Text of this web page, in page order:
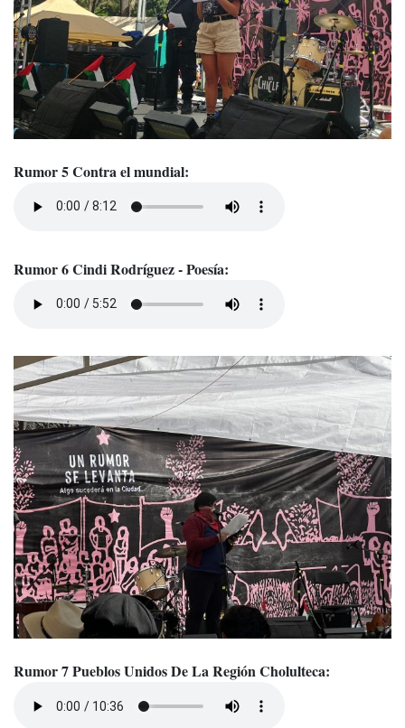
Rumor 5 Contra el mundial:
Rumor 6 Cindi Rodríguez - Poesía:
Rumor 7 Pueblos Unidos De La Región Cholulteca: